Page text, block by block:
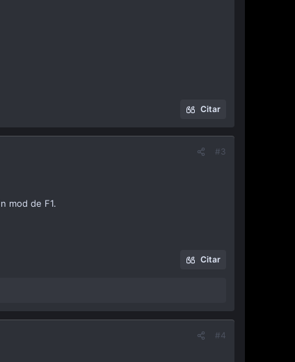
Citar
#3
mod de F1.
Citar
#4